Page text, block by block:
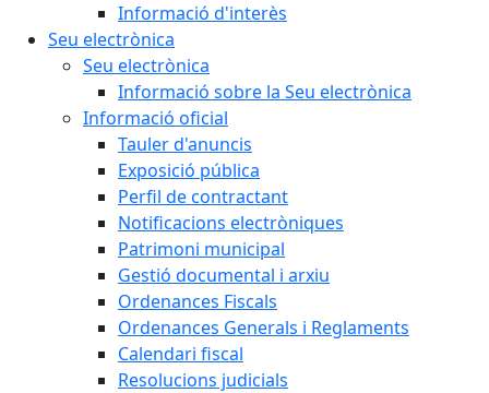
Informació d'interès
Seu electrònica
Seu electrònica
Informació sobre la Seu electrònica
Informació oficial
Tauler d'anuncis
Exposició pública
Perfil de contractant
Notificacions electròniques
Patrimoni municipal
Gestió documental i arxiu
Ordenances Fiscals
Ordenances Generals i Reglaments
Calendari fiscal
Resolucions judicials